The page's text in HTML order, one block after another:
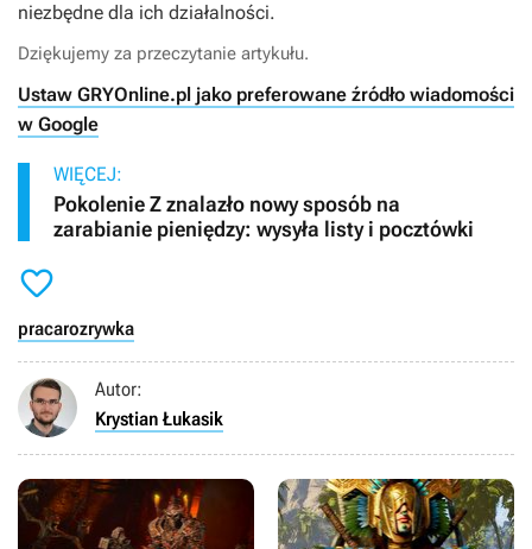
niezbędne dla ich działalności.
Dziękujemy za przeczytanie artykułu.
Ustaw GRYOnline.pl jako preferowane źródło wiadomości
w Google
WIĘCEJ:
Pokolenie Z znalazło nowy sposób na
zarabianie pieniędzy: wysyła listy i pocztówki

pracarozrywka
Autor:
Krystian Łukasik